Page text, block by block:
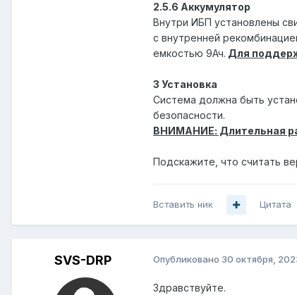
2.5.6 Аккумулятор
Внутри ИБП установлены
с внутренней
емкостью 9Ач. Для
3 Установка
Система должна быть
безопасности.
ВНИМАНИЕ: Длительная
Подскажите, что считать
Вставить ник Цитата
SVS-DRP Опубликовано 30 октября,
Здравствуйте.